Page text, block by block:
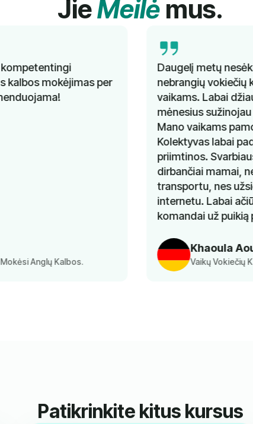
JieMeilė mus.
Vaikų Vokiečių Kalbos Pamoka Tėvai
Daugelį metų nesėkmingai ieškojau gerų ir
nebrangių vokiečių kalbos pamokų savo
vaikams. Labai džiaugiuosi, kad prieš kelis
mėnesius sužinojau apie "Lingua Learn".
Mano vaikams pamokos labai patinka.
Kolektyvas labai padeda, o kainos labai
priimtinos. Svarbiausia, kad man, kaip
dirbančiai mamai, nereikia rūpintis
transportu, nes užsiėmimai vyksta
internetu. Labai ačiū "Lingua Learn"
komandai už puikią paslaugą.
Patikrinkite kitus kursus